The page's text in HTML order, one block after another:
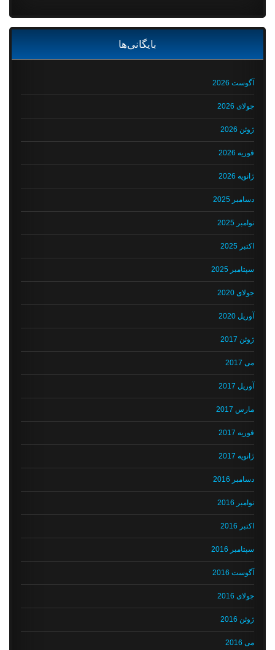
بایگانی‌ها
آگوست 2026
جولای 2026
ژوئن 2026
فوریه 2026
ژانویه 2026
دسامبر 2025
نوامبر 2025
اکتبر 2025
سپتامبر 2025
جولای 2020
آوریل 2020
ژوئن 2017
می 2017
آوریل 2017
مارس 2017
فوریه 2017
ژانویه 2017
دسامبر 2016
نوامبر 2016
اکتبر 2016
سپتامبر 2016
آگوست 2016
جولای 2016
ژوئن 2016
می 2016